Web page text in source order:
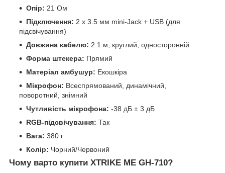
Опір: 21 Ом
Підключення: 2 x 3.5 мм mini-Jack + USB (для
підсвічування)
Довжина кабелю: 2.1 м, круглий, односторонній
Форма штекера: Прямий
Матеріал амбушур: Екошкіра
Мікрофон: Всеспрямований, динамічний,
поворотний, знімний
Чутливість мікрофона: -38 дБ ± 3 дБ
RGB-підсвічування: Так
Вага: 380 г
Колір: Чорний/Червоний
Чому варто купити XTRIKE ME GH-710?